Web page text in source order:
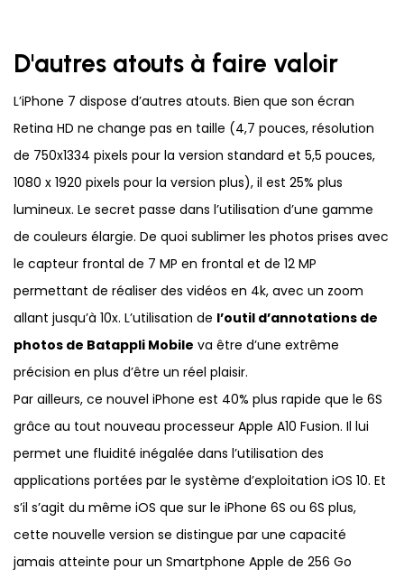
D'autres atouts à faire valoir
L’iPhone 7 dispose d’autres atouts. Bien que son écran
Retina HD ne change pas en taille (4,7 pouces, résolution
de 750x1334 pixels pour la version standard et 5,5 pouces,
1080 x 1920 pixels pour la version plus), il est 25% plus
lumineux. Le secret passe dans l’utilisation d’une gamme
de couleurs élargie. De quoi sublimer les photos prises avec
le capteur frontal de 7 MP en frontal et de 12 MP
permettant de réaliser des vidéos en 4k, avec un zoom
allant jusqu’à 10x. L’utilisation de l’outil d’annotations de
photos de Batappli Mobile va être d’une extrême
précision en plus d’être un réel plaisir.
Par ailleurs, ce nouvel iPhone est 40% plus rapide que le 6S
grâce au tout nouveau processeur Apple A10 Fusion. Il lui
permet une fluidité inégalée dans l’utilisation des
applications portées par le système d’exploitation iOS 10. Et
s’il s’agit du même iOS que sur le iPhone 6S ou 6S plus,
cette nouvelle version se distingue par une capacité
jamais atteinte pour un Smartphone Apple de 256 Go